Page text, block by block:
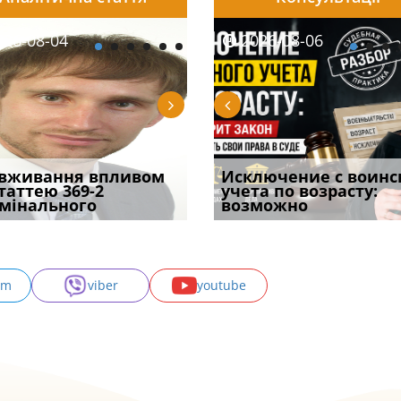
06
встановив для
шкоди
2026-08-06
Документи, на яких не
проставляється
апостиль: пер
08-04
впливом
369-2
2026-08-04
Переоформлення
відстрочки за іншою
підставою: нов
2026-08-05
захисту у
я
2026-08-06
Исключение с
учета по возрасту:
возможно
2026-07-30
Восьмий ААС
підтвердив, що
може скас
viber youtube